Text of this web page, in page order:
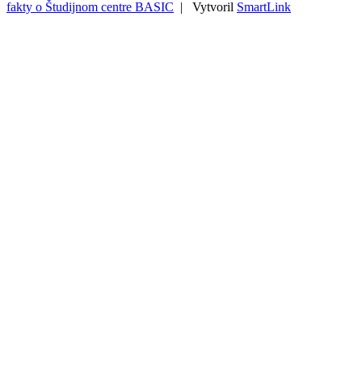
fakty o Študijnom centre BASIC | Vytvoril SmartLink